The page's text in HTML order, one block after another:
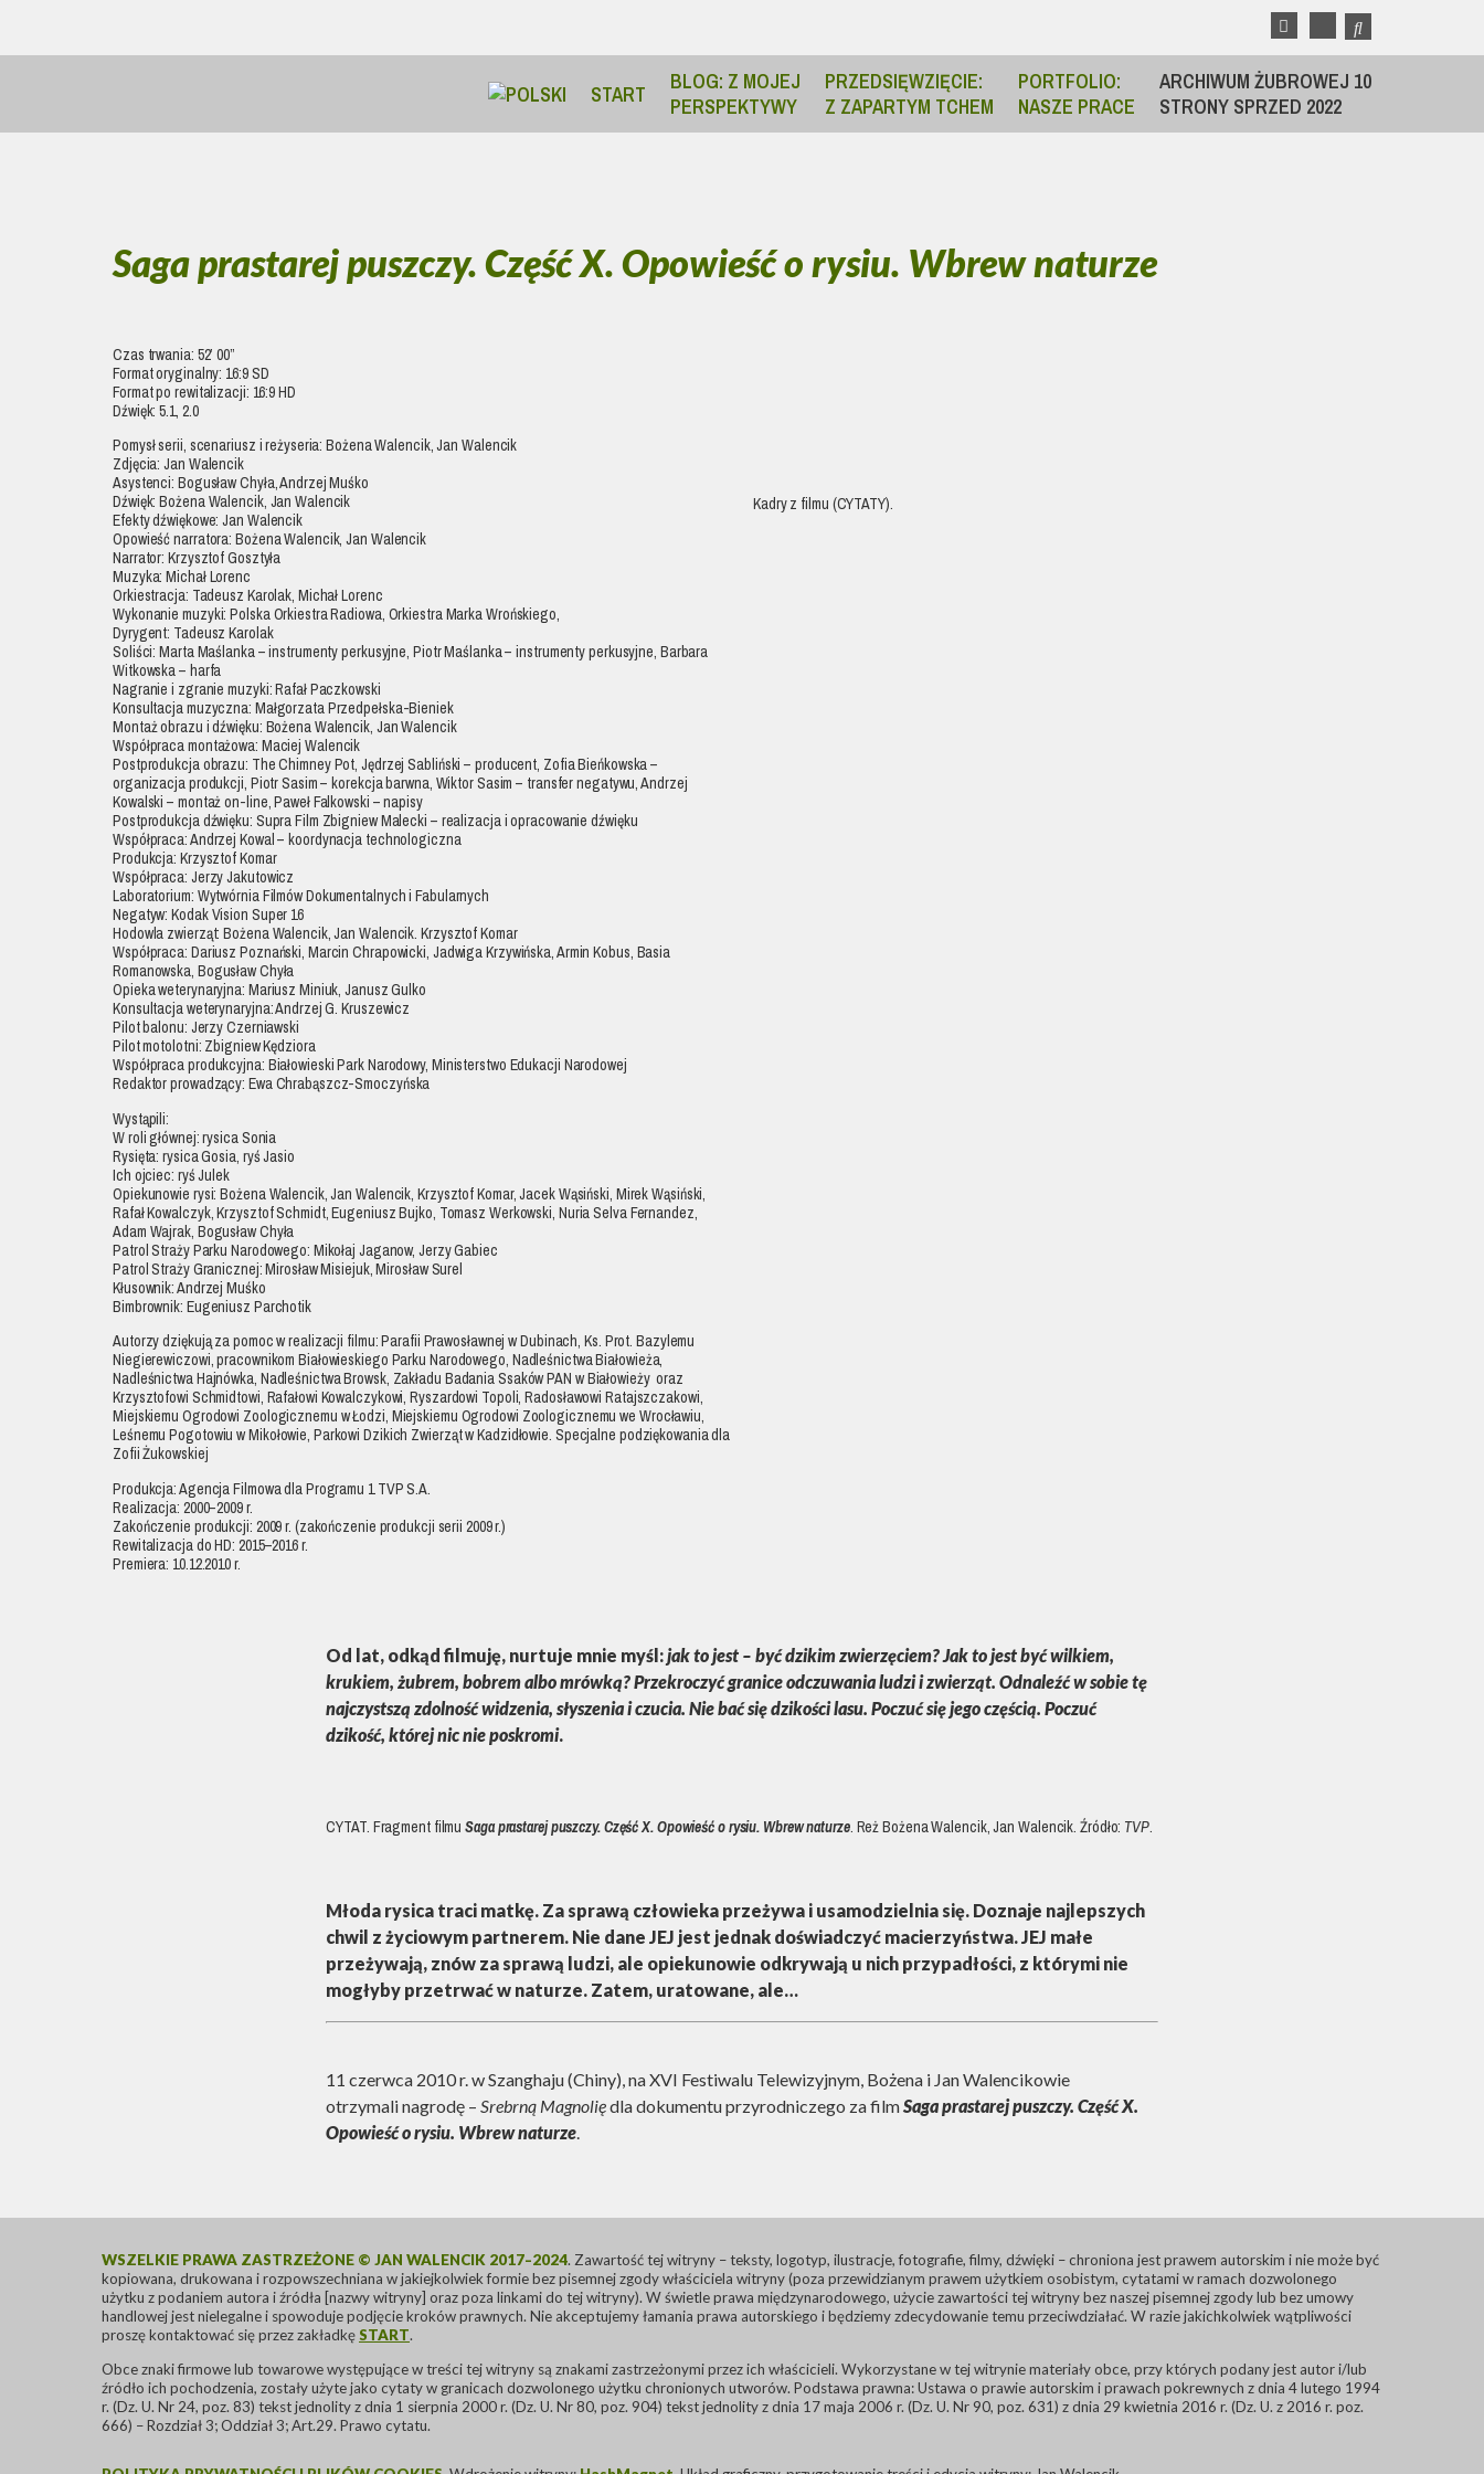
START
BLOG: Z MOJEJ
PERSPEKTYWY
PRZEDSIĘWZIĘCIE:
Z ZAPARTYM TCHEM
PORTFOLIO:
NASZE PRACE
ARCHIWUM ŻUBROWEJ 10
STRONY SPRZED 2022
Saga prastarej puszczy. Część X. Opowieść o rysiu. Wbrew naturze
Czas trwania: 52’ 00”
Format oryginalny: 16:9 SD
Format po rewitalizacji: 16:9 HD
Dźwięk: 5.1, 2.0
Pomysł serii, scenariusz i reżyseria: Bożena Walencik, Jan Walencik
Zdjęcia: Jan Walencik
Asystenci: Bogusław Chyła, Andrzej Muśko
Dźwięk: Bożena Walencik, Jan Walencik
Efekty dźwiękowe: Jan Walencik
Opowieść narratora: Bożena Walencik, Jan Walencik
Narrator: Krzysztof Gosztyła
Muzyka: Michał Lorenc
Orkiestracja: Tadeusz Karolak, Michał Lorenc
Wykonanie muzyki: Polska Orkiestra Radiowa, Orkiestra Marka Wrońskiego,
Dyrygent: Tadeusz Karolak
Soliści: Marta Maślanka – instrumenty perkusyjne, Piotr Maślanka – instrumenty perkusyjne, Barbara
Witkowska – harfa
Nagranie i zgranie muzyki: Rafał Paczkowski
Konsultacja muzyczna: Małgorzata Przedpełska-Bieniek
Montaż obrazu i dźwięku: Bożena Walencik, Jan Walencik
Współpraca montażowa: Maciej Walencik
Postprodukcja obrazu: The Chimney Pot, Jędrzej Sabliński – producent, Zofia Bieńkowska –
organizacja produkcji, Piotr Sasim – korekcja barwna, Wiktor Sasim – transfer negatywu, Andrzej
Kowalski – montaż on-line, Paweł Falkowski – napisy
Postprodukcja dźwięku: Supra Film Zbigniew Malecki – realizacja i opracowanie dźwięku
Współpraca: Andrzej Kowal – koordynacja technologiczna
Produkcja: Krzysztof Komar
Współpraca: Jerzy Jakutowicz
Laboratorium: Wytwórnia Filmów Dokumentalnych i Fabularnych
Negatyw: Kodak Vision Super 16
Hodowla zwierząt: Bożena Walencik, Jan Walencik. Krzysztof Komar
Współpraca: Dariusz Poznański, Marcin Chrapowicki, Jadwiga Krzywińska, Armin Kobus, Basia
Romanowska, Bogusław Chyła
Opieka weterynaryjna: Mariusz Miniuk, Janusz Gulko
Konsultacja weterynaryjna: Andrzej G. Kruszewicz
Pilot balonu: Jerzy Czerniawski
Pilot motolotni: Zbigniew Kędziora
Współpraca produkcyjna: Białowieski Park Narodowy, Ministerstwo Edukacji Narodowej
Redaktor prowadzący: Ewa Chrabąszcz-Smoczyńska
Wystąpili:
W roli głównej: rysica Sonia
Rysięta: rysica Gosia, ryś Jasio
Ich ojciec: ryś Julek
Opiekunowie rysi: Bożena Walencik, Jan Walencik, Krzysztof Komar, Jacek Wąsiński, Mirek Wąsiński,
Rafał Kowalczyk, Krzysztof Schmidt, Eugeniusz Bujko, Tomasz Werkowski, Nuria Selva Fernandez,
Adam Wajrak, Bogusław Chyła
Patrol Straży Parku Narodowego: Mikołaj Jaganow, Jerzy Gabiec
Patrol Straży Granicznej: Mirosław Misiejuk, Mirosław Surel
Kłusownik: Andrzej Muśko
Bimbrownik: Eugeniusz Parchotik
Autorzy dziękują za pomoc w realizacji filmu: Parafii Prawosławnej w Dubinach, Ks. Prot. Bazylemu
Niegierewiczowi, pracownikom Białowieskiego Parku Narodowego, Nadleśnictwa Białowieża,
Nadleśnictwa Hajnówka, Nadleśnictwa Browsk, Zakładu Badania Ssaków PAN w Białowieży oraz
Krzysztofowi Schmidtowi, Rafałowi Kowalczykowi, Ryszardowi Topoli, Radosławowi Ratajszczakowi,
Miejskiemu Ogrodowi Zoologicznemu w Łodzi, Miejskiemu Ogrodowi Zoologicznemu we Wrocławiu,
Leśnemu Pogotowiu w Mikołowie, Parkowi Dzikich Zwierząt w Kadzidłowie. Specjalne podziękowania dla
Zofii Żukowskiej
Produkcja: Agencja Filmowa dla Programu 1 TVP S.A.
Realizacja: 2000–2009 r.
Zakończenie produkcji: 2009 r. (zakończenie produkcji serii 2009 r.)
Rewitalizacja do HD: 2015–2016 r.
Premiera: 10.12.2010 r.
Kadry z filmu (CYTATY).
Od lat, odkąd filmuję, nurtuje mnie myśl:jak to jest – być dzikim zwierzęciem?Jak to jest być wilkiem,
krukiem, żubrem, bobrem albo mrówką? Przekroczyć granice odczuwania ludzi i zwierząt. Odnaleźć w sobie tę
najczystszą zdolność widzenia, słyszenia i czucia. Nie bać się dzikości lasu. Poczuć się jego częścią. Poczuć
dzikość, której nic nie poskromi.
CYTAT. Fragment filmuSaga prastarej puszczy. Część X. Opowieść o rysiu. Wbrew naturze. Reż Bożena Walencik, Jan Walencik. Źródło: TVP.
Młoda rysica traci matkę. Za sprawą człowieka przeżywa i usamodzielnia się. Doznaje najlepszych
chwil z życiowym partnerem. Nie dane JEJ jest jednak doświadczyć macierzyństwa. JEJ małe
przeżywają, znów za sprawą ludzi, ale opiekunowie odkrywają u nich przypadłości, z którymi nie
mogłyby przetrwać w naturze. Zatem, uratowane, ale…
11 czerwca 2010 r. w Szanghaju (Chiny), na XVI Festiwalu Telewizyjnym, Bożena i Jan Walencikowie
otrzymali nagrodę – Srebrną Magnoliędla dokumentu przyrodniczego za filmSaga prastarej puszczy. Część X.
Opowieść o rysiu. Wbrew naturze
WSZELKIE PRAWA ZASTRZEŻONE © JAN WALENCIK 2017–2024. Zawartość tej witryny – teksty, logotyp, ilustracje, fotografie, filmy, dźwięki – chroniona jest prawem autorskim i nie może być
kopiowana, drukowana i rozpowszechniana w jakiejkolwiek formie bez pisemnej zgody właściciela witryny (poza przewidzianym prawem użytkiem osobistym, cytatami w ramach dozwolonego
użytku z podaniem autora i źródła [nazwy witryny] oraz poza linkami do tej witryny). W świetle prawa międzynarodowego, użycie zawartości tej witryny bez naszej pisemnej zgody lub bez umowy
handlowej jest nielegalne i spowoduje podjęcie kroków prawnych. Nie akceptujemy łamania prawa autorskiego i będziemy zdecydowanie temu przeciwdziałać. W razie jakichkolwiek wątpliwości
proszę kontaktować się przez zakładkęSTART.
Obce znaki firmowe lub towarowe występujące w treści tej witryny są znakami zastrzeżonymi przez ich właścicieli. Wykorzystane w tej witrynie materiały obce, przy których podany jest autor i/lub
źródło ich pochodzenia, zostały użyte jako cytaty w granicach dozwolonego użytku chronionych utworów. Podstawa prawna: Ustawa o prawie autorskim i prawach pokrewnych z dnia 4 lutego 1994
r. (Dz. U. Nr 24, poz. 83) tekst jednolity z dnia 1 sierpnia 2000 r. (Dz. U. Nr 80, poz. 904) tekst jednolity z dnia 17 maja 2006 r. (Dz. U. Nr 90, poz. 631) z dnia 29 kwietnia 2016 r. (Dz. U. z 2016 r. poz.
666) – Rozdział 3; Oddział 3; Art.29. Prawo cytatu.